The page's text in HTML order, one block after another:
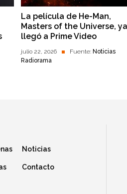
La película de He-Man,
Masters of the Universe, ya
llegó a Prime Video
julio 22, 2026 Fuente: Noticias
Radiorama
Noticias
Contacto